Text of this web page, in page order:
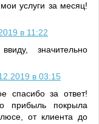
услуги за месяц!
в 11:22
значительно
в 03:15
спасибо за ответ!
прибыль покрыла
от клиента до